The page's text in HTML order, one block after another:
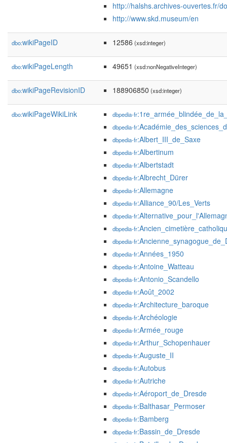
http://halshs.archives-ouvertes.fr/
http://www.skd.museum/en
dbo:wikiPageID 12586 (xsd:integer)
dbo:wikiPageLength 49651 (xsd:nonNegativeInteger)
dbo:wikiPageRevisionID 188906850 (xsd:integer)
dbo:wikiPageWikiLink dbpedia-fr
dbpedia-fr
dbpedia-fr:Albert_III_de_Saxe
dbpedia-fr:Albertinum
dbpedia-fr:Albertstadt
dbpedia-fr:Albrecht_Dürer
dbpedia-fr:Allemagne
dbpedia-fr:Alliance_90/Les_Verts
dbpedia-fr
dbpedia-fr
dbpedia-fr
dbpedia-fr:Années_1950
dbpedia-fr:Antoine_Watteau
dbpedia-fr:Antonio_Scandello
dbpedia-fr:Août_2002
dbpedia-fr:Architecture_baroque
dbpedia-fr:Archéologie
dbpedia-fr:Armée_rouge
dbpedia-fr:Arthur_Schopenhauer
dbpedia-fr:Auguste_II
dbpedia-fr:Autobus
dbpedia-fr:Autriche
dbpedia-fr:Aéroport_de_Dresde
dbpedia-fr:Balthasar_Permoser
dbpedia-fr:Bamberg
dbpedia-fr:Bassin_de_Dresde